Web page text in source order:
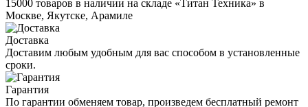
15000 товаров в наличии на складе «Титан Техника» в
Москве, Якутске, Арамиле
Доставка
Доставим любым удобным для вас способом в установленные
сроки.
Гарантия
По гарантии обменяем товар, произведем бесплатный ремонт